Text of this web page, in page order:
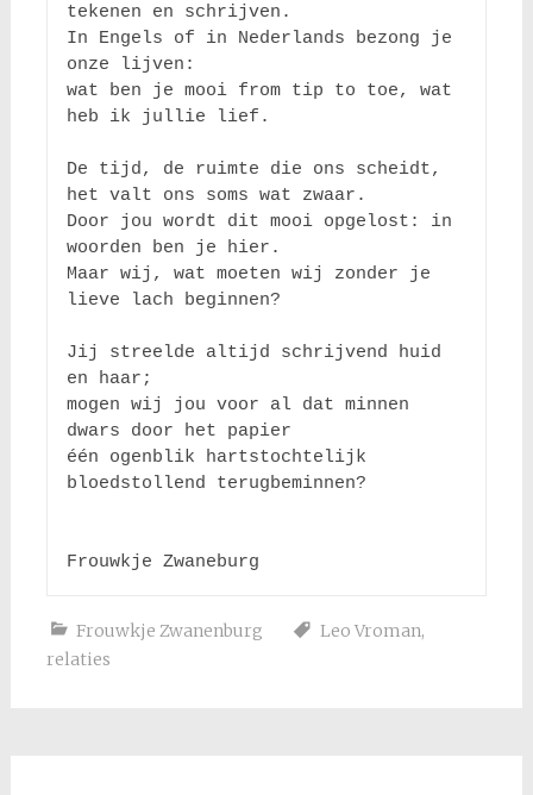
tekenen en schrijven.
In Engels of in Nederlands bezong je
onze lijven:
wat ben je mooi from tip to toe, wat
heb ik jullie lief.
De tijd, de ruimte die ons scheidt,
het valt ons soms wat zwaar.
Door jou wordt dit mooi opgelost: in
woorden ben je hier.
Maar wij, wat moeten wij zonder je
lieve lach beginnen?
Jij streelde altijd schrijvend huid
en haar;
mogen wij jou voor al dat minnen
dwars door het papier
één ogenblik hartstochtelijk
bloedstollend terugbeminnen?
Frouwkje Zwaneburg
Frouwkje Zwanenburg Leo Vroman,
relaties